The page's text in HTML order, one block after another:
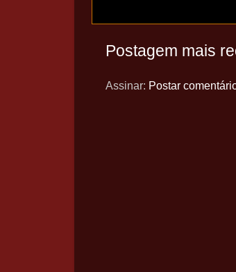
Postagem mais
Assinar: Postar